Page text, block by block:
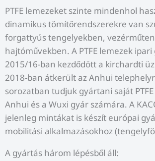
PTFE lemezeket szinte mindenhol
dinamikus tömítőrendszerekre van
forgattyús tengelyekben,
hajtóművekben. A PTFE lemezek ipari
2015/16-ban kezdődött a kirchardti
2018-ban átkerült az Anhui
sorozatban tudjuk gyártani saját
Anhui és a Wuxi gyár számára. A
jelenleg mintákat is készít európai
mobilitási alkalmazásokhoz
A gyártás három lépésből áll: